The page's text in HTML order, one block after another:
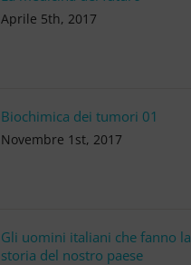
Aprile 5th, 2017
Biochimica dei tumori 01
Novembre 1st, 2017
Gli uomini italiani che fanno la
storia del nostro paese